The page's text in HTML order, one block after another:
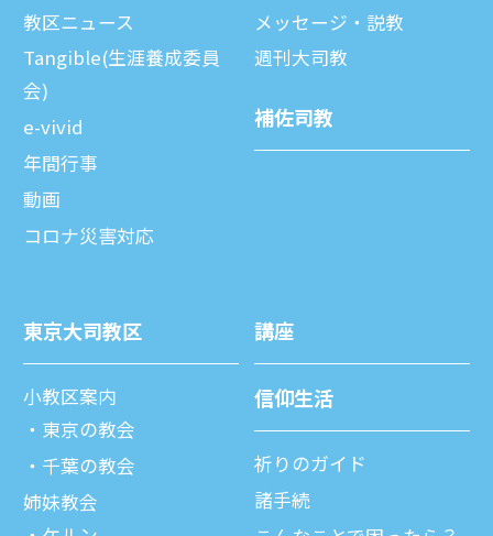
教区ニュース
Tangible(生涯養成委員
会)
e-vivid
年間⾏事
動画
コロナ災害対応
メッセージ・説教
週刊⼤司教
補佐司教
東京⼤司教区
⼩教区案内
東京の教会
千葉の教会
姉妹教会
講座
信仰⽣活
祈りのガイド
諸⼿続